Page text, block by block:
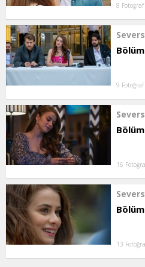
8 Fotoğraf
9 Fotoğraf
16
13